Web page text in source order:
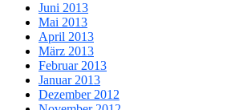
Juni 2013
Mai 2013
April 2013
März 2013
Februar 2013
Januar 2013
Dezember 2012